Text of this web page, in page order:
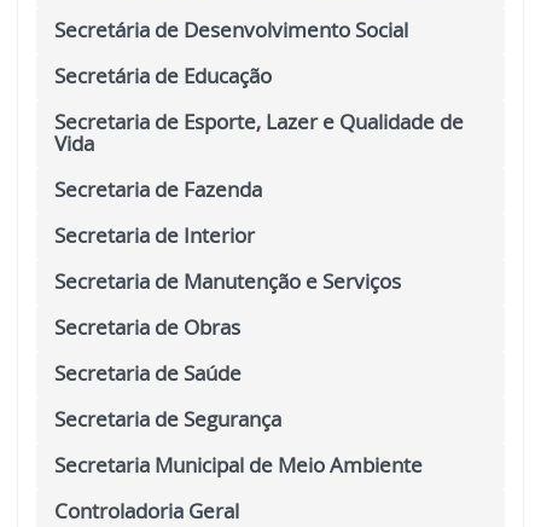
Secretária de Desenvolvimento Social
Secretária de Educação
Secretaria de Esporte, Lazer e Qualidade de
Vida
Secretaria de Fazenda
Secretaria de Interior
Secretaria de Manutenção e Serviços
Secretaria de Obras
Secretaria de Saúde
Secretaria de Segurança
Secretaria Municipal de Meio Ambiente
Controladoria Geral